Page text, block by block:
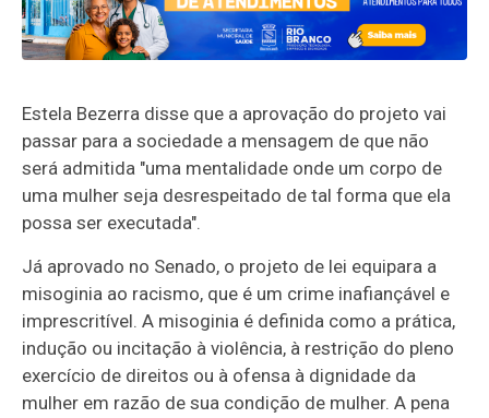
Estela Bezerra disse que a aprovação do projeto vai
passar para a sociedade a mensagem de que não
será admitida "uma mentalidade onde um corpo de
uma mulher seja desrespeitado de tal forma que ela
possa ser executada".
Já aprovado no Senado, o projeto de lei equipara a
misoginia ao racismo, que é um crime inafiançável e
imprescritível. A misoginia é definida como a prática,
indução ou incitação à violência, à restrição do pleno
exercício de direitos ou à ofensa à dignidade da
mulher em razão de sua condição de mulher. A pena